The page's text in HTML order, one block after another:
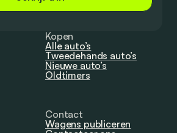
Kopen
Alle auto’s
Tweedehands auto’s
Nieuwe auto’s
Oldtimers
Contact
Wagens publiceren